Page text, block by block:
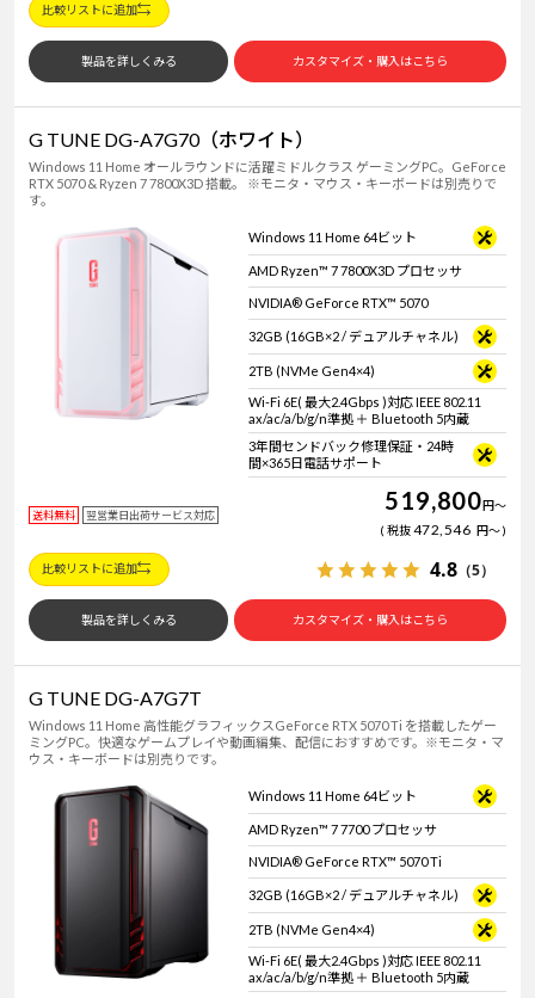
比較リストに追加
製品を詳しくみる カスタマイズ・購入はこちら
G TUNE DG-A7G70（ホワイト）
Windows 11 Home オールラウンドに活躍ミドルクラス ゲーミングPC。GeForce
RTX 5070 & Ryzen 7 7800X3D 搭載。 ※モニタ・マウス・キーボードは別売りで
す。
Windows 11 Home 64ビット
AMD Ryzen™ 7 7800X3D プロセッサ
NVIDIA® GeForce RTX™ 5070
32GB (16GB×2 / デュアルチャネル)
2TB (NVMe Gen4×4)
Wi-Fi 6E( 最大2.4Gbps )対応 IEEE 802.11
ax/ac/a/b/g/n準拠 ＋ Bluetooth 5内蔵
3年間センドバック修理保証・24時
間×365日電話サポート
送料無料 翌営業日出荷サービス対応 519,800円～
税抜472,546 円～
比較リストに追加 4.8 （5）
製品を詳しくみる カスタマイズ・購入はこちら
G TUNE DG-A7G7T
Windows 11 Home 高性能グラフィックスGeForce RTX 5070 Ti を搭載したゲー
ミングPC。快適なゲームプレイや動画編集、配信におすすめです。※モニタ・マ
ウス・キーボードは別売りです。
Windows 11 Home 64ビット
AMD Ryzen™ 7 7700 プロセッサ
NVIDIA® GeForce RTX™ 5070 Ti
32GB (16GB×2 / デュアルチャネル)
2TB (NVMe Gen4×4)
Wi-Fi 6E( 最大2.4Gbps )対応 IEEE 802.11
ax/ac/a/b/g/n準拠 ＋ Bluetooth 5内蔵